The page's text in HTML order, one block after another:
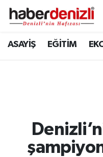
ASAYİŞ EĞİTİM
Denizli Nöbetçi
Tüm Manşetler